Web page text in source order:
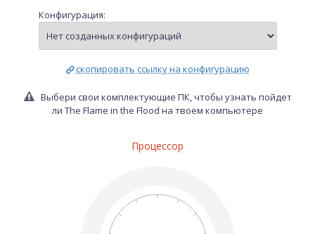
Конфигурация:
скопировать ссылку на конфигурацию
Выбери свои комплектующие ПК, чтобы узнать пойдет
ли The Flame in the Flood на твоем компьютере
Процессор